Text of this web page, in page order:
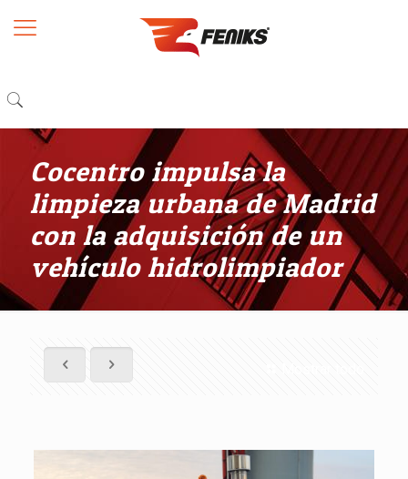
Cocentro impulsa la
limpieza urbana de Madrid
con la adquisición de un
vehículo hidrolimpiador